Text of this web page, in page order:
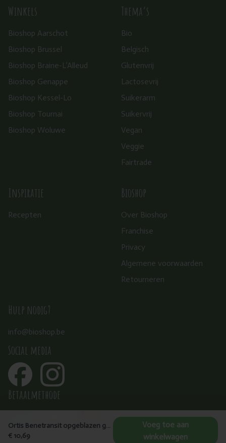
Ortis Benetransit opgeblazen gevoel bio 2x15 tabl
€ 10,69
Voeg toe aan
winkelwagen
Winkels
Bioshop Aarschot
Bioshop Brussel
Bioshop Braine-L’Alleud
Bioshop Genappe
Bioshop Kessel-Lo
Bioshop Tournai
Bioshop Woluwe
Thema’s
Bio
Belgisch
Glutenvrij
Lactosevrij
Suikerarm
Suikervrij
Vegan
Veggie
Fairtrade
Inspiratie
Recepten
Bioshop
Over Bioshop
Franchise
Privacy
Algemene voorwaarden
Retourneren
Hulp nodig?
info@bioshop.be
Social media
Betaalmethode